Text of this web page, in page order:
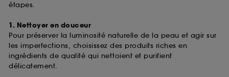
étapes.
1. Nettoyer en douceur
Pour préserver la luminosité naturelle de la peau et agir sur
les imperfections, choisissez des produits riches en
ingrédients de qualité qui nettoient et purifient
délicatement.